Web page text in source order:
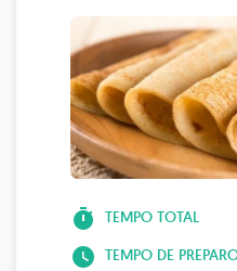
timer TEMPO TOTAL
watch_later TEMPO DE